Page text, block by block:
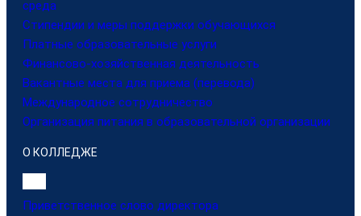
среда
Стипендии и меры поддержки обучающихся
Платные образовательные услуги
Финансово-хозяйственная деятельность
Вакантные места для приема (перевода)
Международное сотрудничество
Организация питания в образовательной организации
О КОЛЛЕДЖЕ
Приветственное слово директора